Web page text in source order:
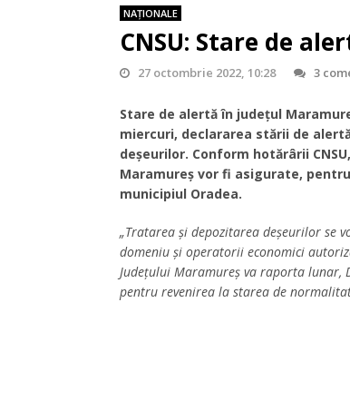
NAŢIONALE
CNSU: Stare de
27 octombrie 2022, 10:28 3
Stare de alertă în județul
miercuri, declararea stării de
deșeurilor. Conform hotărârii
Maramureș vor fi asigurate,
municipiul Oradea.
„Tratarea și depozitarea deșeurilor se
domeniu și operatorii economici
Județului Maramureș va raporta
pentru revenirea la starea de